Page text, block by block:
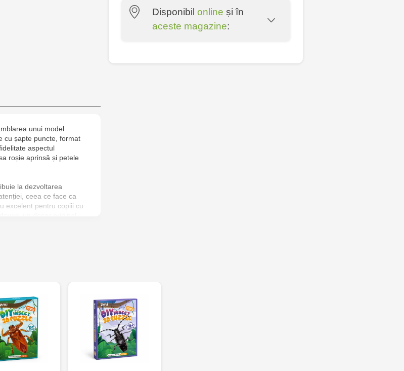
Disponibil online și în
aceste magazine:
Socoleni, 7
Multistore Telecentru - str. N.
Testemițanu
Multistore Soroca - bd. Ștefan cel
unui model
cu șapte puncte, format
aspectul
roșie aprinsă și petele
la dezvoltarea
ceea ce face ca
excelent pentru copiii cu
educative, familiarizând